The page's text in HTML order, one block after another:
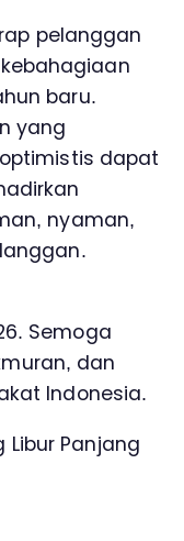
pelanggan
baru.
yang
dapat
nyaman,
Semoga
dan
Indonesia.
Libur Panjang